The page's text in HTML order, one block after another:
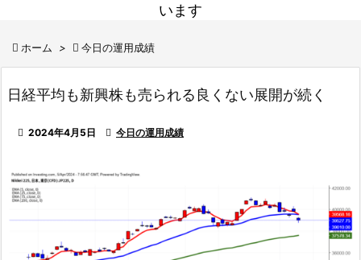
います
 ホーム >  今日の運用成績
日経平均も新興株も売られる良くない展開が続く
 2024年4月5日  今日の運用成績